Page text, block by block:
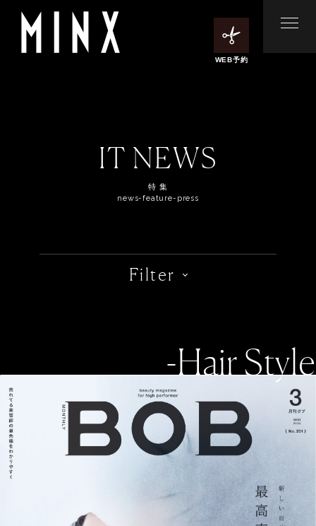
WEB予約
IT NEWS
特 集
news-feature-press
Filter
-Hair Style